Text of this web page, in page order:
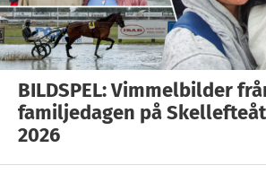
BILDSPEL: Vimmelbilder
familjedagen på
2026